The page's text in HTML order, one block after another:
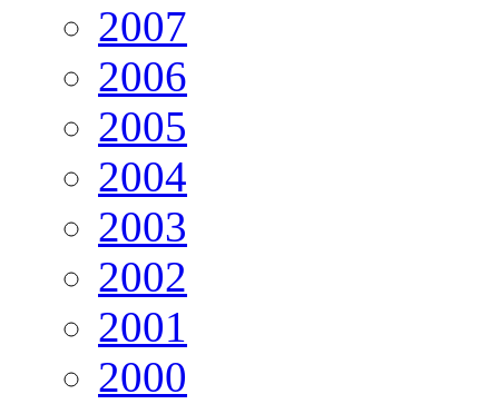
2007
2006
2005
2004
2003
2002
2001
2000